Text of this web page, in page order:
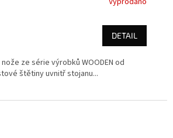
DETAIL
ze série výrobků WOODEN od
štětiny uvnitř stojanu...